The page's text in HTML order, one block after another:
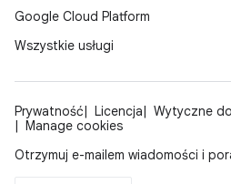
Google Cloud Platform
Wszystkie usługi
Prywatność Licencja
Wytyczne
Manage cookies
Otrzymuj e-mailem wiadomości i